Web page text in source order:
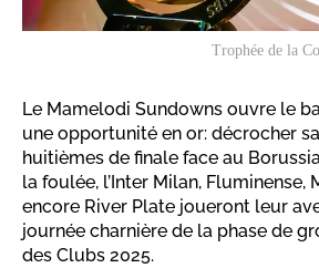
Trophée de la
Le Mamelodi Sundowns ouvre le
une opportunité en or: décrocher
huitièmes de finale face au
la foulée, l’Inter Milan, Fluminense,
encore River Plate joueront leur
journée charnière de la phase de
des Clubs 2025.